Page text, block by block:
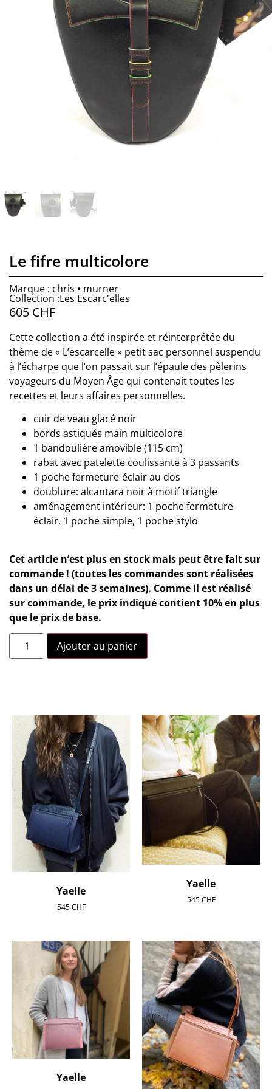
Le fifre multicolore
Marque : chris • murner
Collection :Les Escarc'elles
605 CHF
Cette collection a été inspirée et réinterprétée du
thème de « L’escarcelle » petit sac personnel suspendu
à l’écharpe que l’on passait sur l’épaule des pèlerins
voyageurs du Moyen Âge qui contenait toutes les
recettes et leurs affaires personnelles.
cuir de veau glacé noir
bords astiqués main multicolore
1 bandoulière amovible (115 cm)
rabat avec patelette coulissante à 3 passants
1 poche fermeture-éclair au dos
doublure: alcantara noir à motif triangle
aménagement intérieur: 1 poche fermeture-
éclair, 1 poche simple, 1 poche stylo
Cet article n’est plus en stock mais peut être fait sur
commande ! (toutes les commandes sont réalisées
dans un délai de 3 semaines). Comme il est réalisé
sur commande, le prix indiqué contient 10% en plus
que le prix de base.
Ajouter au panier
Yaelle
545CHF
Yaelle
545CHF
Yaelle